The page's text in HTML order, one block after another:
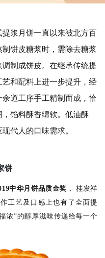
浆月饼一直以来被北方百
饼皮糖浆时，需除去糖浆
制成饼皮。在继承传统提
和配料上进一步提升，经
道工序手工精制而成，恰
馅料酥香绵软。低油酥
代人的口味需求。
饼
中华月饼品质金奖 ， 桂发祥
工艺及口感上也有了全面提
浓”的醇厚滋味传递给每一个